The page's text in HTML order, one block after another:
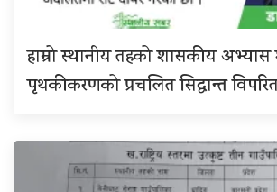
हाम्रो स्थानीय तहको शासकीय अभ्यास
पृथकीकरणको प्रचलित सिद्धान्त